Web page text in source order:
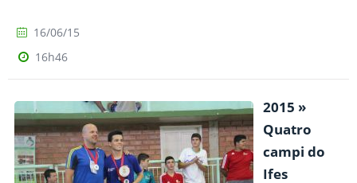
16/06/15
16h46
2015 »
Quatro
campi do
Ifes